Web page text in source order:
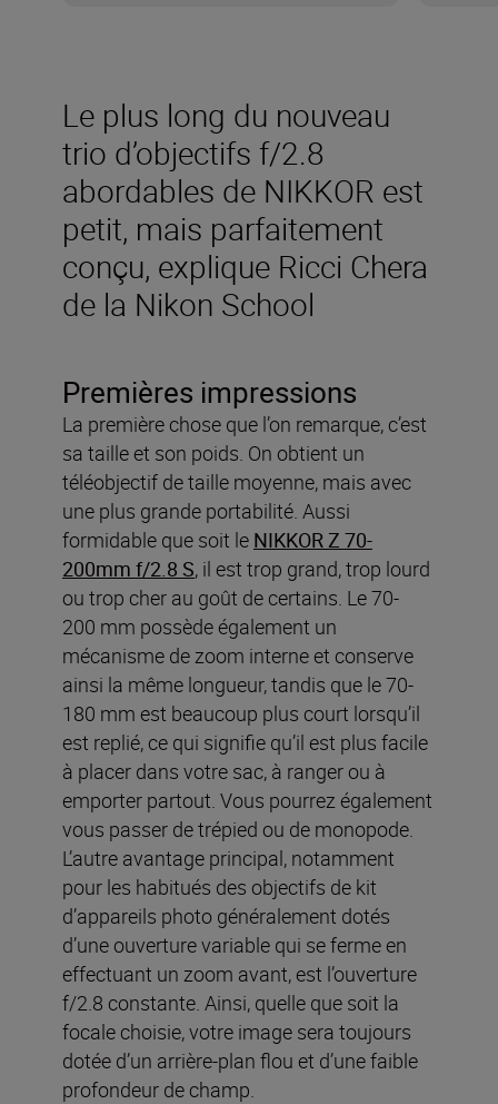
Le plus long du nouveau
trio d’objectifs f/2.8
abordables de NIKKOR est
petit, mais parfaitement
conçu, explique Ricci Chera
de la Nikon School
Premières impressions
La première chose que l’on remarque, c’est
sa taille et son poids. On obtient un
téléobjectif de taille moyenne, mais avec
une plus grande portabilité. Aussi
formidable que soit le NIKKOR Z 70-
200mm f/2.8 S, il est trop grand, trop lourd
ou trop cher au goût de certains. Le 70-
200 mm possède également un
mécanisme de zoom interne et conserve
ainsi la même longueur, tandis que le 70-
180 mm est beaucoup plus court lorsqu’il
est replié, ce qui signifie qu’il est plus facile
à placer dans votre sac, à ranger ou à
emporter partout. Vous pourrez également
vous passer de trépied ou de monopode.
L’autre avantage principal, notamment
pour les habitués des objectifs de kit
d’appareils photo généralement dotés
d’une ouverture variable qui se ferme en
effectuant un zoom avant, est l’ouverture
f/2.8 constante. Ainsi, quelle que soit la
focale choisie, votre image sera toujours
dotée d’un arrière-plan flou et d’une faible
profondeur de champ.